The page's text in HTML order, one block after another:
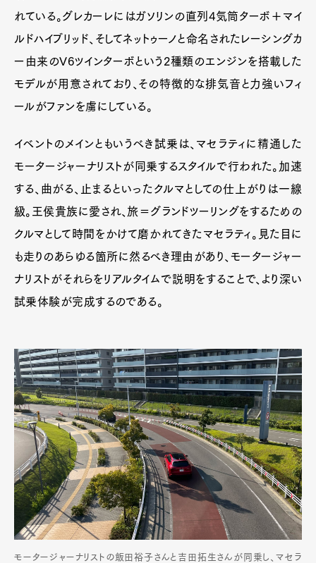
れている。グレカーレにはガソリンの直列4気筒ターボ＋マイ
ルドハイブリッド、そしてネットゥーノと命名されたレーシングカ
ー由来のV6ツインターボという2種類のエンジンを搭載した
モデルが用意されており、その特徴的な排気音と力強いフィ
ールがファンを虜にしている。
イベントのメインともいうべき試乗は、マセラティに精通した
モータージャーナリストが同乗するスタイルで行われた。加速
する、曲がる、止まるといったクルマとしての仕上がりは一線
級。王侯貴族に愛され、旅＝グランドツーリングをするための
クルマとして時間をかけて磨かれてきたマセラティ。見た目に
も走りのあらゆる箇所に然るべき理由があり、モータージャー
ナリストがそれらをリアルタイムで説明をすることで、より深い
試乗体験が完成するのである。
モータージャーナリストの飯田裕子さんと吉田拓生さんが同乗し、マセラ